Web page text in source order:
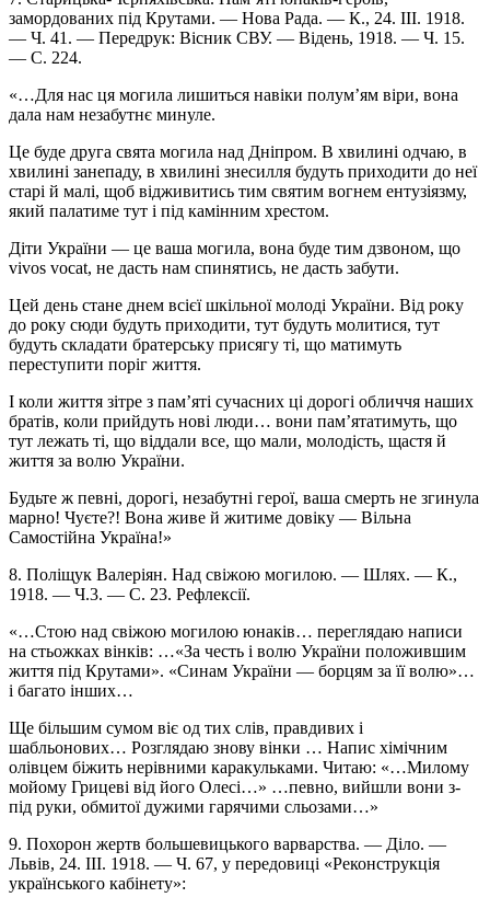
замордованих під Крутами. — Нова Рада. — К., 24. III. 1918.
— Ч. 41. — Передрук: Вісник СВУ. — Відень, 1918. — Ч. 15.
— С. 224.
«…Для нас ця могила лишиться навіки полум’ям віри, вона
дала нам незабутнє минуле.
Це буде друга свята могила над Дніпром. В хвилині одчаю, в
хвилині занепаду, в хвилині знесилля будуть приходити до неї
старі й малі, щоб відживитись тим святим вогнем ентузіязму,
який палатиме тут і під камінним хрестом.
Діти України — це ваша могила, вона буде тим дзвоном, що
vivos vocat, не дасть нам спинятись, не дасть забути.
Цей день стане днем всієї шкільної молоді України. Від року
до року сюди будуть приходити, тут будуть молитися, тут
будуть складати братерську присягу ті, що матимуть
переступити поріг життя.
І коли життя зітре з пам’яті сучасних ці дорогі обличчя наших
братів, коли прийдуть нові люди… вони пам’ятатимуть, що
тут лежать ті, що віддали все, що мали, молодість, щастя й
життя за волю України.
Будьте ж певні, дорогі, незабутні герої, ваша смерть не згинула
марно! Чуєте?! Вона живе й житиме довіку — Вільна
Самостійна Україна!»
8. Поліщук Валеріян. Над свіжою могилою. — Шлях. — К.,
1918. — Ч.3. — С. 23. Рефлексії.
«…Стою над свіжою могилою юнаків… переглядаю написи
на стьожках вінків: …«За честь і волю України положившим
життя під Крутами». «Синам України — борцям за її волю»…
і багато інших…
Ще більшим сумом віє од тих слів, правдивих і
шабльонових… Розглядаю знову вінки … Напис хімічним
олівцем біжить нерівними каракульками. Читаю: «…Милому
мойому Грицеві від його Олесі…» …певно, вийшли вони з-
під руки, обмитої дужими гарячими сльозами…»
9. Похорон жертв большевицького варварства. — Діло. —
Львів, 24. III. 1918. — Ч. 67, у передовиці «Реконструкція
українського кабінету»: